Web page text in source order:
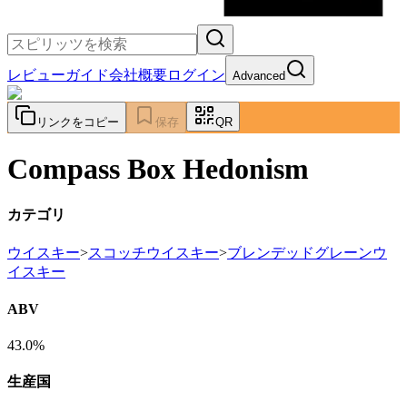
レビューガイド会社概要ログイン Advanced
リンクをコピー 保存 QR
Compass Box Hedonism
カテゴリ
ウイスキー>スコッチウイスキー>ブレンデッドグレーンウ
イスキー
ABV
43.0%
生産国